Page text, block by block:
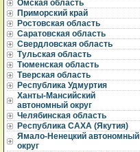
Омская область
Приморский край
Ростовская область
Саратовская область
Свердловская область
Тульская область
Тюменская область
Тверская область
Республика Удмуртия
Ханты-Мансийский
автономный округ
Челябинская область
Республика САХА (Якутия)
Ямало-Ненецкий автономный
округ